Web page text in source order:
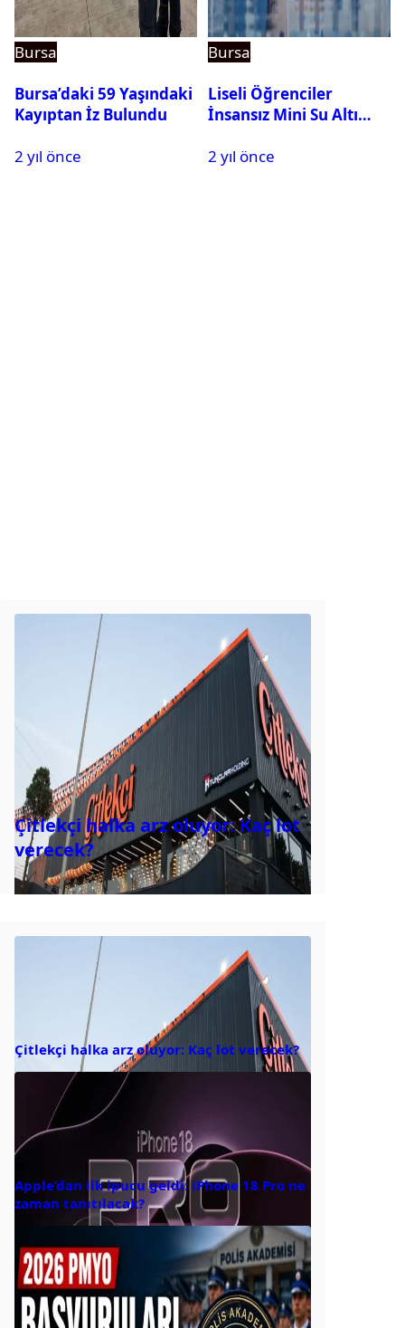
Bursa
Bursa’daki 59 Yaşındaki
Kayıptan İz Bulundu
2 yıl önce
Bursa
Liseli Öğrenciler
İnsansız Mini Su Altı
2 yıl önce
Çitlekçi halka arz oluyor: Kaç lot
verecek?
Çitlekçi halka arz oluyor: Kaç lot verecek?
Apple’dan ilk ipucu geldi: iPhone 18 Pro ne
zaman tanıtılacak?